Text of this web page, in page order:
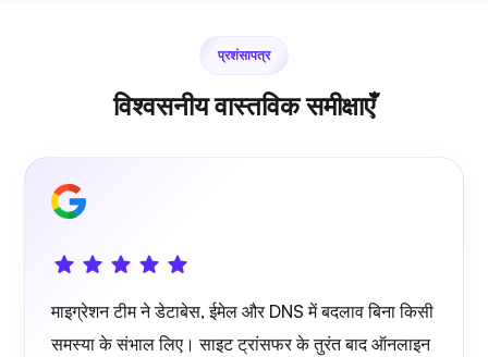
प्रशंसापत्र
विश्वसनीय वास्तविक समीक्षाएँ
माइग्रेशन टीम ने डेटाबेस, ईमेल और DNS में बदलाव बिना किसी
समस्या के संभाल लिए। साइट ट्रांसफर के तुरंत बाद ऑनलाइन